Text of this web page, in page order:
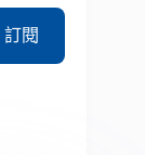
訂閱